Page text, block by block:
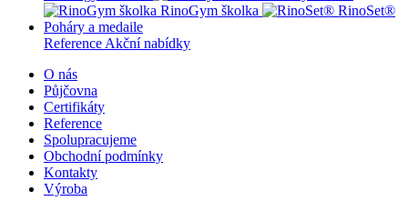
RinoGym školka
RinoSet®
Poháry a medaile
Reference Akční nabídky
O nás
Půjčovna
Certifikáty
Reference
Spolupracujeme
Obchodní podmínky
Kontakty
Výroba